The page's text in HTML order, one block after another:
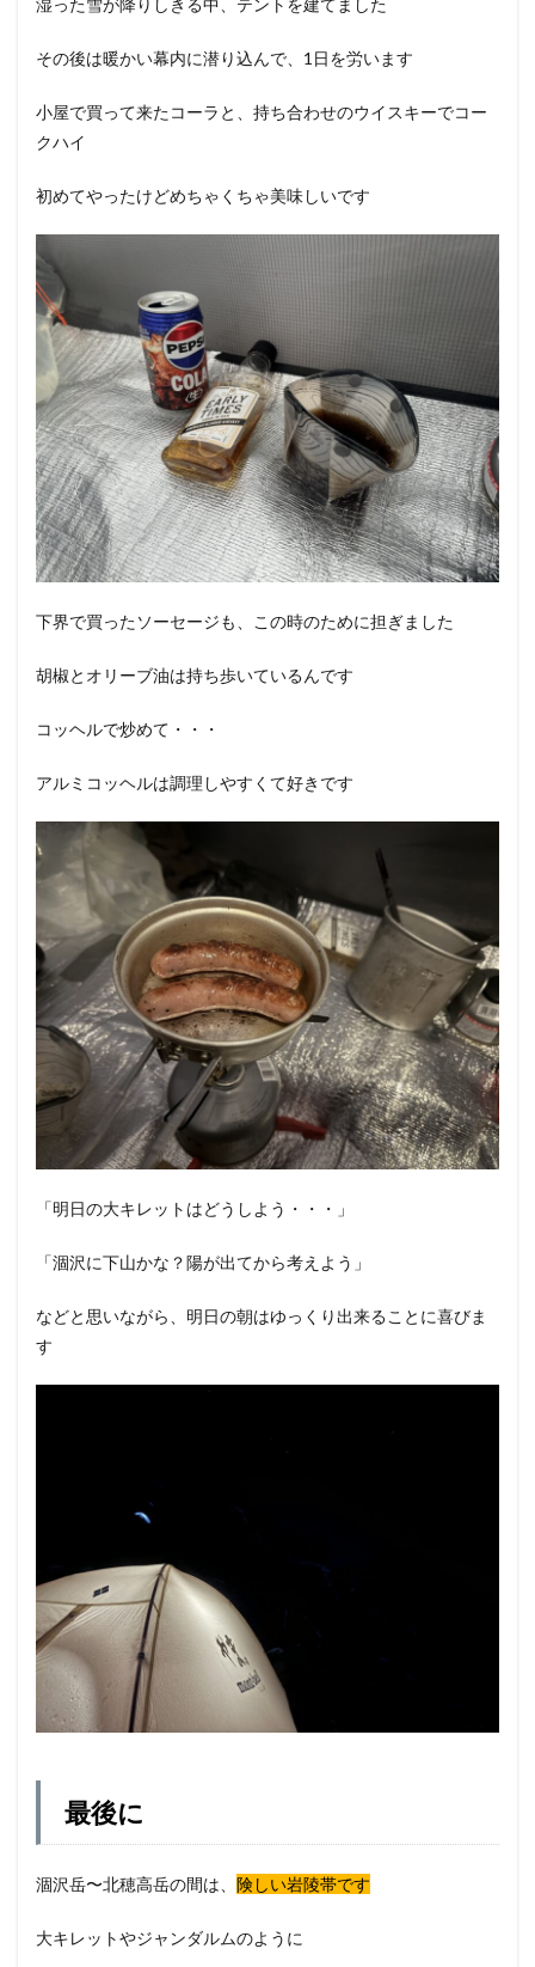
湿った雪が降りしきる中、テントを建てました
その後は暖かい幕内に潜り込んで、1日を労います
小屋で買って来たコーラと、持ち合わせのウイスキーでコー
クハイ
初めてやったけどめちゃくちゃ美味しいです
下界で買ったソーセージも、この時のために担ぎました
胡椒とオリーブ油は持ち歩いているんです
コッヘルで炒めて・・・
アルミコッヘルは調理しやすくて好きです
「明日の大キレットはどうしよう・・・」
「涸沢に下山かな？陽が出てから考えよう」
などと思いながら、明日の朝はゆっくり出来ることに喜びま
す
最後に
涸沢岳〜北穂高岳の間は、 険しい岩陵帯です
大キレットやジャンダルムのように